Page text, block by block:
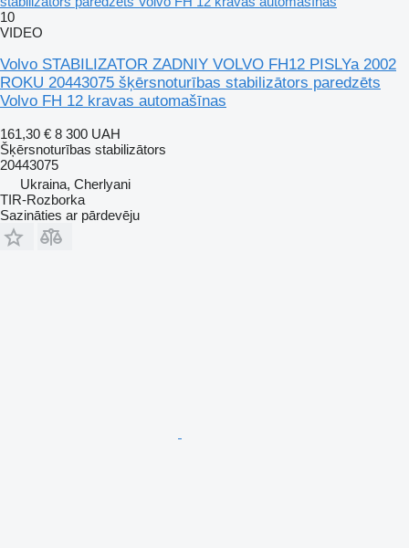
10
VIDEO
Volvo STABILIZATOR ZADNIY VOLVO FH12 PISLYa 2002
ROKU 20443075 šķērsnoturības stabilizātors paredzēts
Volvo FH 12 kravas automašīnas
161,30 € 8 300 UAH
Šķērsnoturības stabilizātors
20443075
Ukraina, Cherlyani
TIR-Rozborka
Sazināties ar pārdevēju